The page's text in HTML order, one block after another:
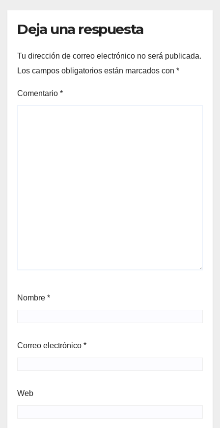
Deja una respuesta
Tu dirección de correo electrónico no será publicada.
Los campos obligatorios están marcados con *
Comentario *
Nombre *
Correo electrónico *
Web